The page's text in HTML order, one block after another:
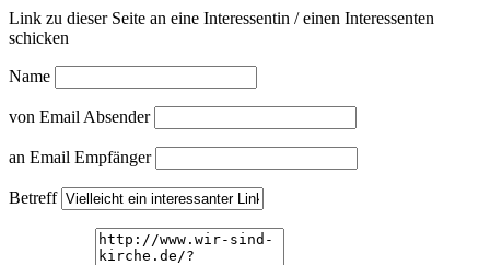
Link zu dieser Seite an eine Interessentin / einen Interessenten
schicken
Name
von Email Absender
an Email Empfänger
Betreff